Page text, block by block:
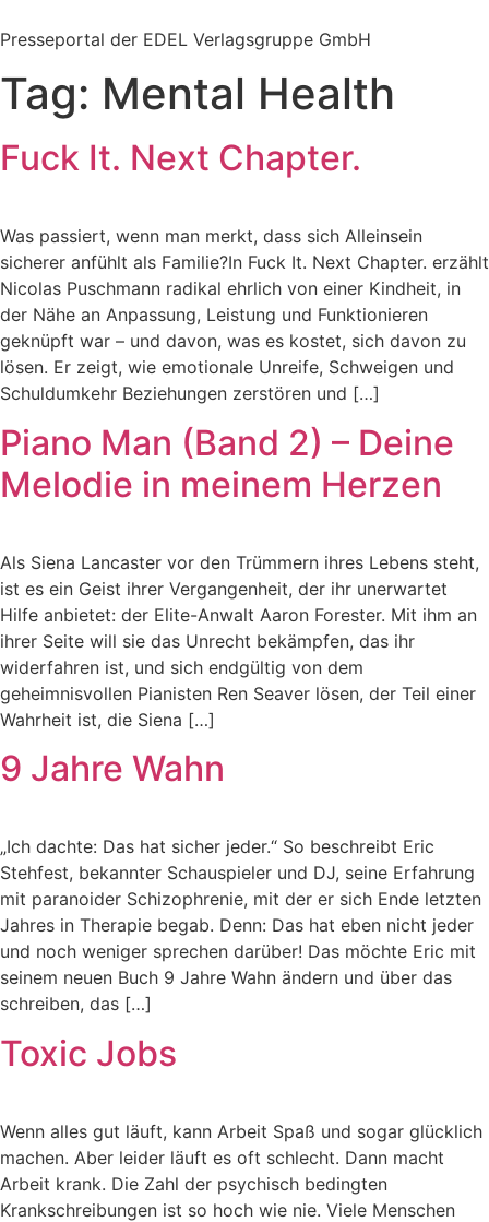
Inhalt
Presseportal der EDEL Verlagsgruppe GmbH
Tag: Mental Health
Fuck It. Next Chapter.
Was passiert, wenn man merkt, dass sich Alleinsein
sicherer anfühlt als Familie?In Fuck It. Next Chapter. erzählt
Nicolas Puschmann radikal ehrlich von einer Kindheit, in
der Nähe an Anpassung, Leistung und Funktionieren
geknüpft war – und davon, was es kostet, sich davon zu
lösen. Er zeigt, wie emotionale Unreife, Schweigen und
Schuldumkehr Beziehungen zerstören und […]
Piano Man (Band 2) – Deine
Melodie in meinem Herzen
Als Siena Lancaster vor den Trümmern ihres Lebens steht,
ist es ein Geist ihrer Vergangenheit, der ihr unerwartet
Hilfe anbietet: der Elite-Anwalt Aaron Forester. Mit ihm an
ihrer Seite will sie das Unrecht bekämpfen, das ihr
widerfahren ist, und sich endgültig von dem
geheimnisvollen Pianisten Ren Seaver lösen, der Teil einer
Wahrheit ist, die Siena […]
9 Jahre Wahn
„Ich dachte: Das hat sicher jeder.“ So beschreibt Eric
Stehfest, bekannter Schauspieler und DJ, seine Erfahrung
mit paranoider Schizophrenie, mit der er sich Ende letzten
Jahres in Therapie begab. Denn: Das hat eben nicht jeder
und noch weniger sprechen darüber! Das möchte Eric mit
seinem neuen Buch 9 Jahre Wahn ändern und über das
schreiben, das […]
Toxic Jobs
Wenn alles gut läuft, kann Arbeit Spaß und sogar glücklich
machen. Aber leider läuft es oft schlecht. Dann macht
Arbeit krank. Die Zahl der psychisch bedingten
Krankschreibungen ist so hoch wie nie. Viele Menschen